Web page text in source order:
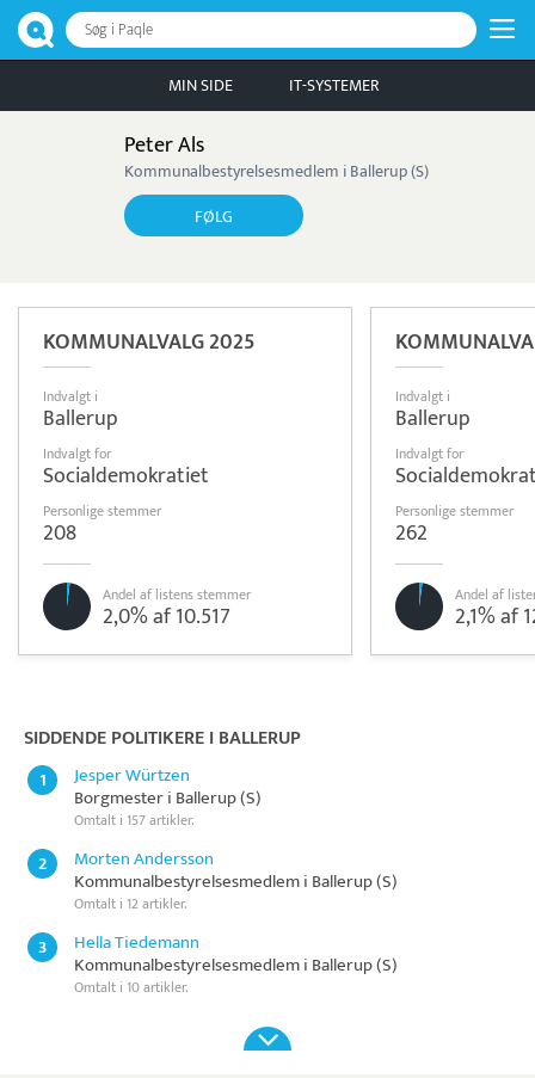
Søg i Paqle
MIN SIDE IT-SYSTEMER
Peter Als
Kommunalbestyrelsesmedlem i Ballerup (S)
FØLG
KOMMUNALVALG 2025
Indvalgt i
Ballerup
Indvalgt for
Socialdemokratiet
Personlige stemmer
208
Andel af listens stemmer
2,0% af 10.517
Indvalgt i
Ballerup
Indvalgt for
Personlige stemmer
262
Andel af
2,1% af
SIDDENDE POLITIKERE I BALLERUP
1 Jesper Würtzen
Borgmester i Ballerup (S)
Omtalt i 157 artikler.
2 Morten Andersson
Kommunalbestyrelsesmedlem i Ballerup (S)
Omtalt i 12 artikler.
3 Hella Tiedemann
Kommunalbestyrelsesmedlem i Ballerup (S)
Omtalt i 10 artikler.